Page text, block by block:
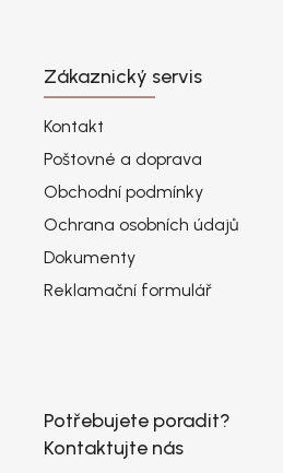
Zákaznický servis
Kontakt
Poštovné a doprava
Obchodní podmínky
Ochrana osobních údajů
Dokumenty
Reklamační formulář
Potřebujete poradit?
Kontaktujte nás